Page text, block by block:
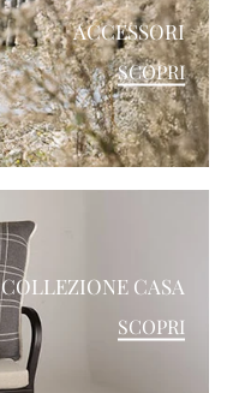
ACCESSORI
SCOPRI
COLLEZIONE CASA
SCOPRI